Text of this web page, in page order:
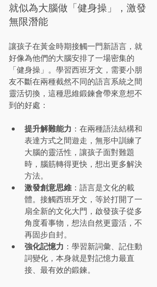
就似為大腦做「健身操」，激發
無限潛能
讓孩子在黃金時期接觸一門新語言，就
好像為他們的大腦安排了一場密集的
「健身操」。學習西班牙文，需要小朋
友不斷在兩種截然不同的語言系統之間
靈活切換，這種思維鍛鍊會帶來意想不
到的好處：
提升解難能力 ：在兩種語法結構和
表達方式之間遊走，無形中訓練了
大腦的靈活性，讓孩子面對難題
時，腦筋轉得更快，想出更多解決
方法。
激發創意思維 ：語言是文化的載
體。接觸西班牙文，等於打開了一
扇全新的文化大門，啟發孩子從多
角度看事物，想法自然更靈活，不
再固步自封。
強化記憶力 ：學習新詞彙、記住動
詞變化，本身就是對記憶力最直
接、最有效的鍛鍊。